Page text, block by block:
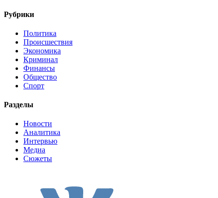
Рубрики
Политика
Происшествия
Экономика
Криминал
Финансы
Общество
Спорт
Разделы
Новости
Аналитика
Интервью
Медиа
Сюжеты